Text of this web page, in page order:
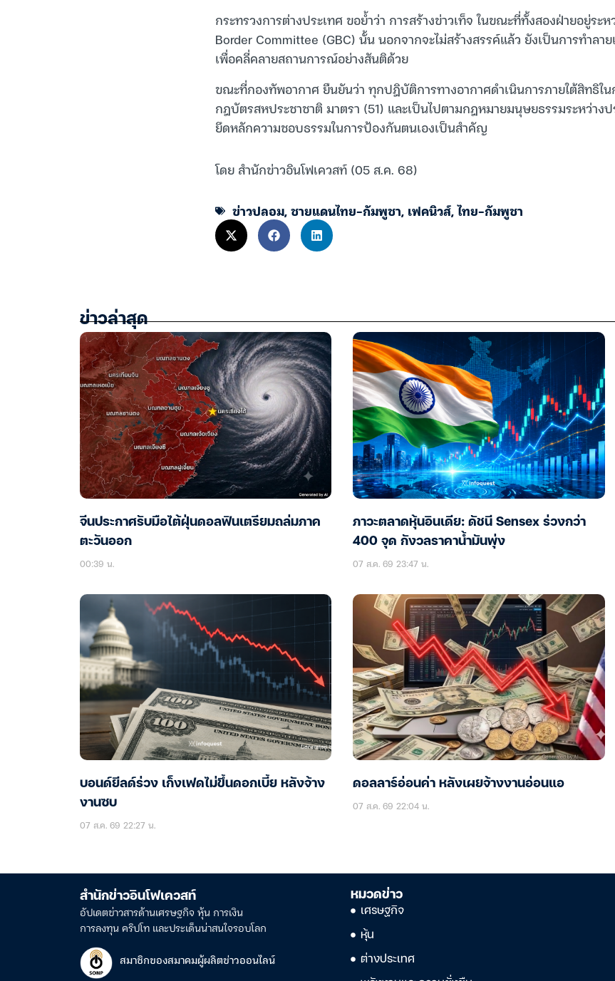
กระทรวงการต่างประเทศ ขอย้ำว่า การสร้างข่าวเท็จ ในขณะที่ทั้งสองฝ่ายอยู่ระ
Border Committee (GBC) นั้น นอกจากจะไม่สร้างสรรค์แล้ว ยังเป็นการทำลา
เพื่อคลี่คลายสถานการณ์อย่างสันติด้วย
ขณะที่กองทัพอากาศ ยืนยันว่า ทุกปฎิบัติการทางอากาศดำเนินการภายใต้สิทธิใ
กฎบัตรสหประชาชาติ มาตรา (51) และเป็นไปตามกฎหมายมนุษยธรรมระหว่างป
ยึดหลักความชอบธรรมในการป้องกันตนเองเป็นสำคัญ
โดย สำนักข่าวอินโฟเควสท์ (05 ส.ค. 68)
ข่าวปลอม,ชายแดนไทย-กัมพูชา, เฟคนิวส์,ไทย-กัมพูชา
ข่าวล่าสุด
จีนประกาศรับมือไต้ฝุ่นดอลฟินเตรียมถล่มภาค
ตะวันออก
00:39 น.
ภาวะตลาดหุ้นอินเดีย: ดัชนี Sensex ร่วงกว่า
400 จุด กังวลราคาน้ำมันพุ่ง
07 ส.ค. 69 23:47 น.
บอนด์ยีลด์ร่วง เก็งเฟดไม่ขึ้นดอกเบี้ย หลังจ้าง
งานซบ
07 ส.ค. 69 22:27 น.
ดอลลาร์อ่อนค่า หลังเผยจ้างงานอ่อนแอ
07 ส.ค. 69 22:04 น.
สำนักข่าวอินโฟเควสท์
อัปเดตข่าวสารด้านเศรษฐกิจ หุ้น การเงิน
การลงทุน คริปโท และประเด็นน่าสนใจรอบโลก
สมาชิกของสมาคมผู้ผลิตข่าวออนไลน์
หมวดข่าว
เศรษฐกิจ
หุ้น
ต่างประเทศ